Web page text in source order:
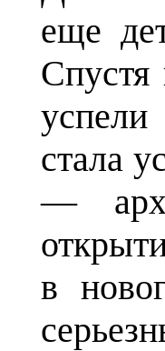
еще
Спустя
успели
стала
—
в